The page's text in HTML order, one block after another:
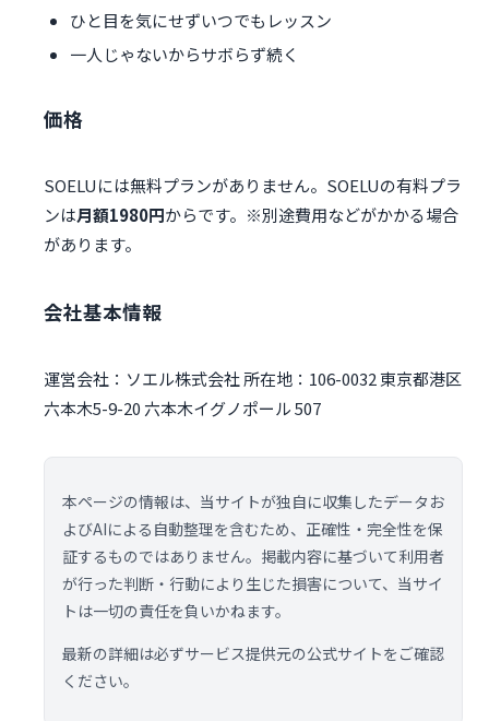
ひと目を気にせずいつでもレッスン
一人じゃないからサボらず続く
価格
SOELUには無料プランがありません。SOELUの有料プラ
ンは月額1980円からです。※別途費用などがかかる場合
があります。
会社基本情報
運営会社：ソエル株式会社 所在地：106-0032 東京都港区
六本木5-9-20 六本木イグノポール 507
本ページの情報は、当サイトが独自に収集したデータお
よびAIによる自動整理を含むため、正確性・完全性を保
証するものではありません。掲載内容に基づいて利用者
が行った判断・行動により生じた損害について、当サイ
トは一切の責任を負いかねます。
最新の詳細は必ずサービス提供元の公式サイトをご確認
ください。